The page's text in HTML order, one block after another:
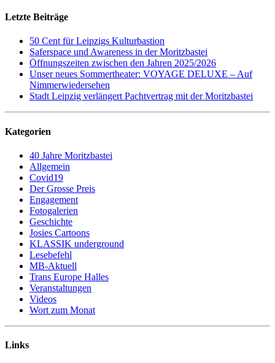
Letzte Beiträge
50 Cent für Leipzigs Kulturbastion
Saferspace und Awareness in der Moritzbastei
Öffnungszeiten zwischen den Jahren 2025/2026
Unser neues Sommertheater: VOYAGE DELUXE – Auf
Nimmerwiedersehen
Stadt Leipzig verlängert Pachtvertrag mit der Moritzbastei
Kategorien
40 Jahre Moritzbastei
Allgemein
Covid19
Der Grosse Preis
Engagement
Fotogalerien
Geschichte
Josies Cartoons
KLASSIK underground
Lesebefehl
MB-Aktuell
Trans Europe Halles
Veranstaltungen
Videos
Wort zum Monat
Links